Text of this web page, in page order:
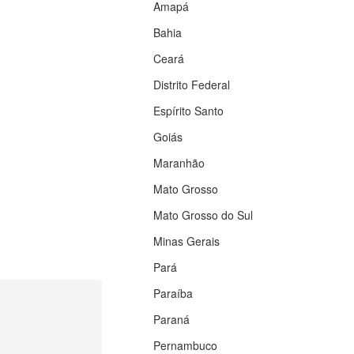
Amapá
Bahia
Ceará
Distrito Federal
Espírito Santo
Goiás
Maranhão
Mato Grosso
Mato Grosso do Sul
Minas Gerais
Pará
Paraíba
Paraná
Pernambuco